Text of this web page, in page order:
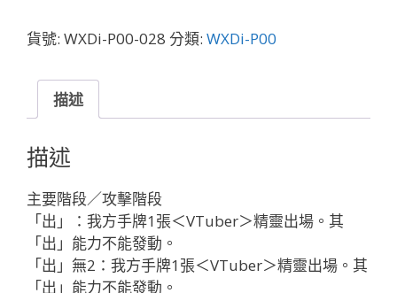
【ア
ス
ト】
ア
ン
ジ
ュ
レ
ベ
ル
２’「白
貨號: WXDi-P00-028 分類: WXDi-P00
描述
描述
主要階段／攻擊階段
「出」：我方手牌1張＜VTuber＞精靈出場。其
「出」能力不能發動。
「出」無2：我方手牌1張＜VTuber＞精靈出場。其
「出」能力不能發動。